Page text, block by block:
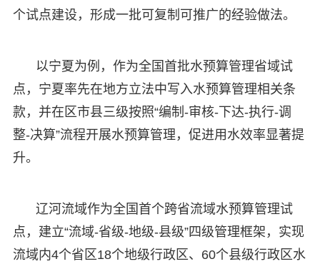
个试点建设，形成一批可复制可推广的经验做法。
以宁夏为例，作为全国首批水预算管理省域试
点，宁夏率先在地方立法中写入水预算管理相关条
款，并在区市县三级按照“编制-审核-下达-执行-调
整-决算”流程开展水预算管理，促进用水效率显著提
升。
辽河流域作为全国首个跨省流域水预算管理试
点，建立“流域-省级-地级-县级”四级管理框架，实现
流域内4个省区18个地级行政区、60个县级行政区水